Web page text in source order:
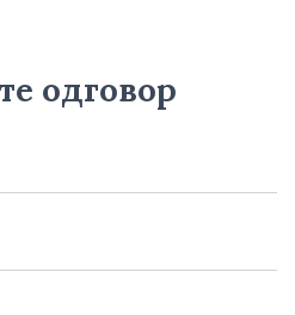
одговор